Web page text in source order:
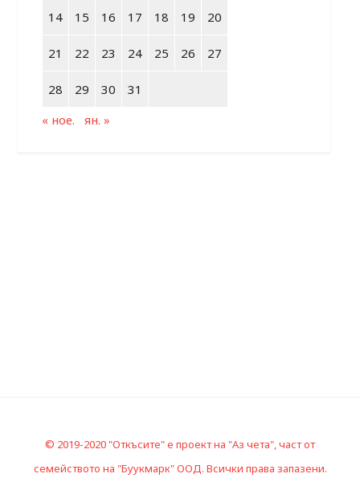
14 15 16 17 18 19 20
21 22 23 24 25 26 27
28 29 30
31
« ное.
ян. »
© 2019-2020 "Откъсите" е проект на "Аз чета", част от
семейството на "Буукмарк" ООД. Всички права запазени.